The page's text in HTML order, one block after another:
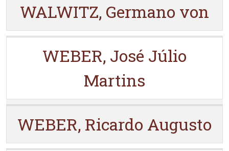
WALWITZ, Germano von
WEBER, José Júlio
Martins
WEBER, Ricardo Augusto